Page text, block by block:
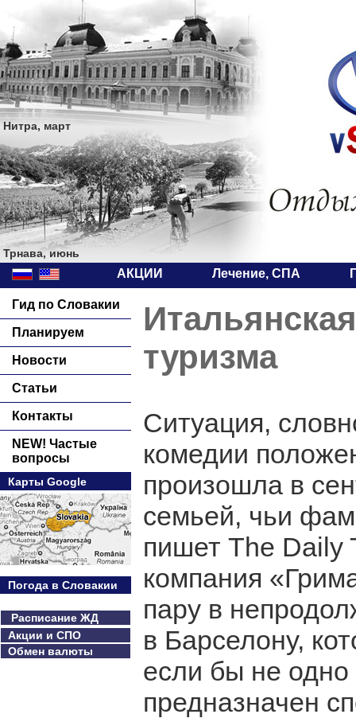
Нитра, март
Трнава, июнь
АКЦИИ Лечение, СПА
Гид по Словакии
Планируем
Новости
Статьи
Контакты
NEW! Частые
вопросы
Карты Google
Погода в Словакии
Расписание ЖД
Акции и СПО
Обмен валюты
туризма
Ситуация,
комедии
произошла в
семьей, чьи
пишет The Daily
компания
пару в
в Барселону,
если бы не одно
предназначен